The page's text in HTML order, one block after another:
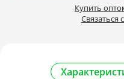
Купить
Связаться